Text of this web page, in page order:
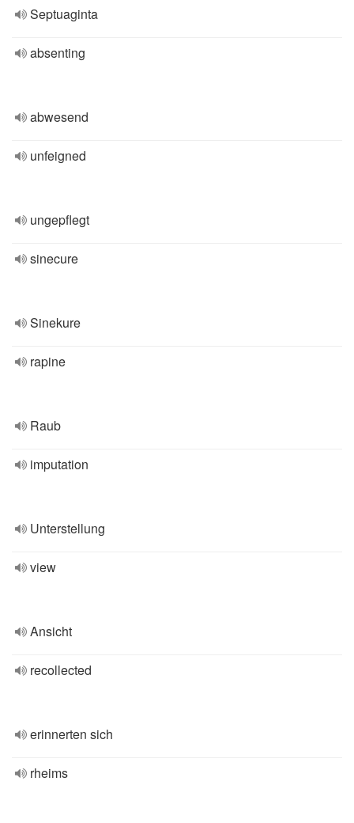
Septuaginta
absenting
abwesend
unfeigned
ungepflegt
sinecure
Sinekure
rapine
Raub
imputation
Unterstellung
view
Ansicht
recollected
erinnerten sich
rheims